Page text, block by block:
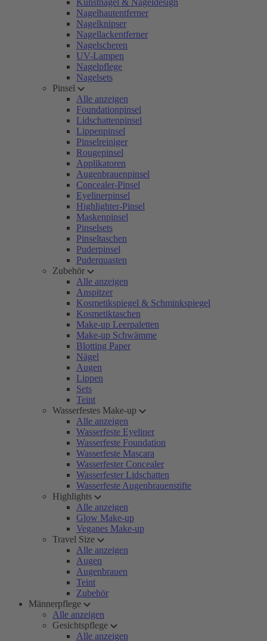
Kunstnägel & Nageldesign
Nagelhautentferner
Nagelknipser
Nagellackentferner
Nagelscheren
UV-Lampen
Nagelpflege
Nagelsets
Pinsel
Alle anzeigen
Foundationpinsel
Lidschattenpinsel
Lippenpinsel
Pinselreiniger
Rougepinsel
Applikatoren
Augenbrauenpinsel
Concealer-Pinsel
Eyelinerpinsel
Highlighter-Pinsel
Maskenpinsel
Pinselsets
Pinseltaschen
Puderpinsel
Puderquasten
Zubehör
Alle anzeigen
Anspitzer
Kosmetikspiegel & Schminkspiegel
Kosmetiktaschen
Make-up Leerpaletten
Make-up Schwämme
Blotting Paper
Nägel
Augen
Lippen
Sets
Teint
Wasserfestes Make-up
Alle anzeigen
Wasserfeste Eyeliner
Wasserfeste Foundation
Wasserfeste Mascara
Wasserfester Concealer
Wasserfester Lidschatten
Wasserfeste Augenbrauenstifte
Highlights
Alle anzeigen
Glow Make-up
Veganes Make-up
Travel Size
Alle anzeigen
Augen
Augenbrauen
Teint
Zubehör
Männerpflege
Alle anzeigen
Gesichtspflege
Alle anzeigen